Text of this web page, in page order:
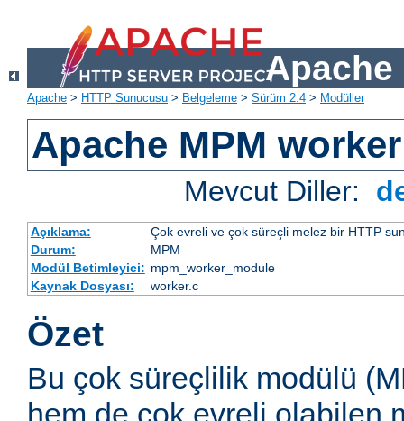
Apache
Apache > HTTP Sunucusu > Belgeleme > Sürüm 2.4 > Modüller
Apache MPM worker
Mevcut Diller:
Açıklama:
Çok evreli ve çok süreçli melez bir HTTP
Durum:
MPM
Modül Betimleyici: mpm_worker_module
Kaynak Dosyası:
worker.c
Özet
Bu çok süreçlilik modülü